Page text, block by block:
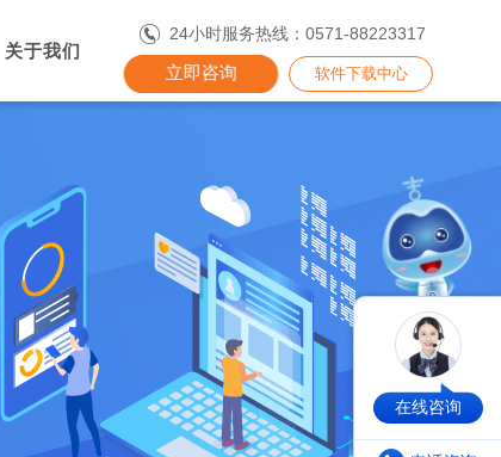
关于我们
24小时服务热线：0571-88223317
立即咨询 软件下载中心
在线咨询